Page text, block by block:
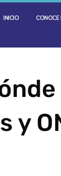
INICIO CONOCE
y